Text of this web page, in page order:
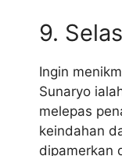
9.
Ingin
Sunaryo
melepas
keindahan
dipamerkan